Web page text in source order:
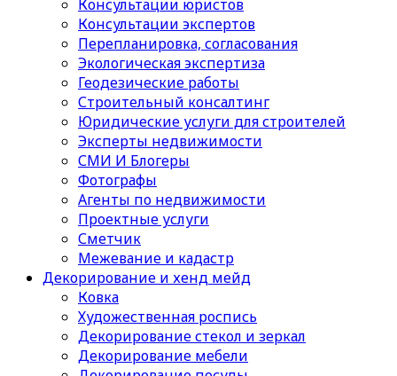
Консультации юристов
Консультации экспертов
Перепланировка, согласования
Экологическая экспертиза
Геодезические работы
Строительный консалтинг
Юридические услуги для строителей
Эксперты недвижимости
СМИ И Блогеры
Фотографы
Агенты по недвижимости
Проектные услуги
Сметчик
Межевание и кадастр
Декорирование и хенд мейд
Ковка
Художественная роспись
Декорирование стекол и зеркал
Декорирование мебели